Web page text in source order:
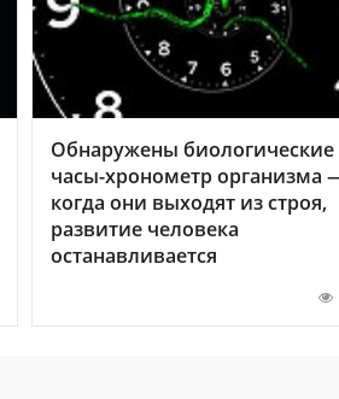
Обнаружены биологические
часы-хронометр организма
когда они выходят из строя,
развитие человека
останавливается